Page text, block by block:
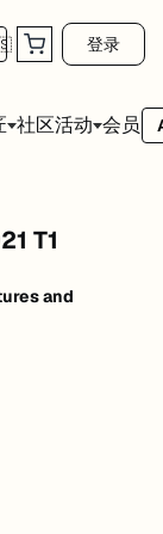
登录
社区活动 会员
and Algorithms
学员掌握实用技能
T1
and